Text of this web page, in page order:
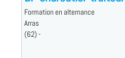
Formation en alternance
Arras
(62) -